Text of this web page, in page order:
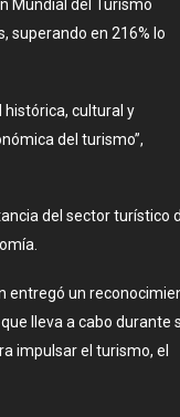
Mundial del Turismo
superando en 216% lo
histórica, cultural y
del turismo”,
del sector turístico
entregó un
lleva a cabo durante
impulsar el turismo, el